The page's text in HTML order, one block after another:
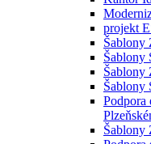
projekt
Šablony
Šablony
Šablony
Šablony
Podpora
Šablony